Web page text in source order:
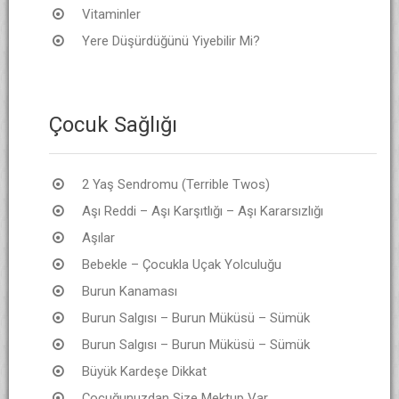
Vitaminler
Yere Düşürdüğünü Yiyebilir Mi?
Çocuk Sağlığı
2 Yaş Sendromu (Terrible Twos)
Aşı Reddi – Aşı Karşıtlığı – Aşı Kararsızlığı
Aşılar
Bebekle – Çocukla Uçak Yolculuğu
Burun Kanaması
Burun Salgısı – Burun Müküsü – Sümük
Burun Salgısı – Burun Müküsü – Sümük
Büyük Kardeşe Dikkat